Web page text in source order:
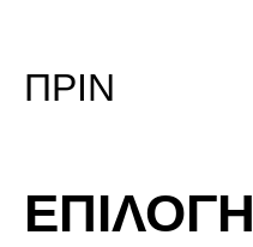
ΠΡΙΝ
ΕΠΙΛΟΓΗ